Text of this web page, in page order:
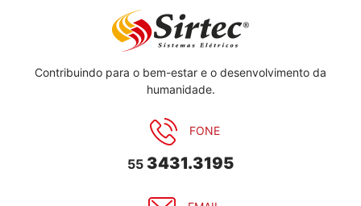
Contribuindo para o bem-estar e o desenvolvimento da
humanidade.
FONE
55 3431.3195